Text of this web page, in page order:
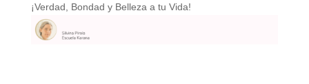
¡Verdad, Bondad y Belleza a tu Vida!